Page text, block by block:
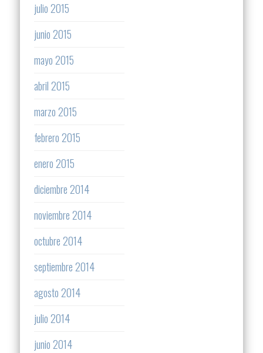
julio 2015
junio 2015
mayo 2015
abril 2015
marzo 2015
febrero 2015
enero 2015
diciembre 2014
noviembre 2014
octubre 2014
septiembre 2014
agosto 2014
julio 2014
junio 2014